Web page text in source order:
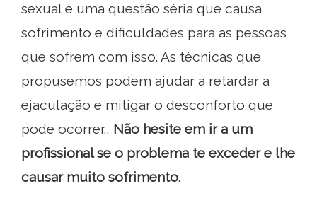
sexual é uma questão séria que causa
sofrimento e dificuldades para as pessoas
que sofrem com isso. As técnicas que
propusemos podem ajudar a retardar a
ejaculação e mitigar o desconforto que
pode ocorrer., Não hesite em ir a um
profissional se o problema te exceder e lhe
causar muito sofrimento.